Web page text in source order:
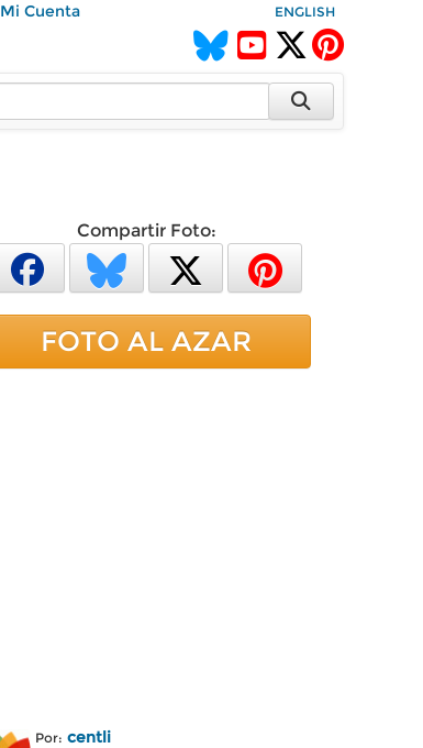
Mi Cuenta ENGLISH
Compartir Foto:
FOTO AL AZAR
Por: centli